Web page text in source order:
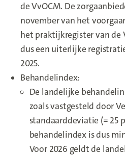
de VvOCM. De
november van het
het praktijkregister van de
dus een uiterlijke
2025.
Behandelindex:
De landelijke
zoals vastgesteld door
standaarddeviatie (= 25
behandelindex is dus
Voor 2026 geldt de